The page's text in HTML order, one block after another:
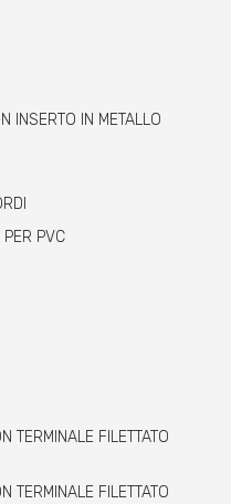
INSERTO IN METALLO
PVC
TERMINALE FILETTATO
TERMINALE FILETTATO